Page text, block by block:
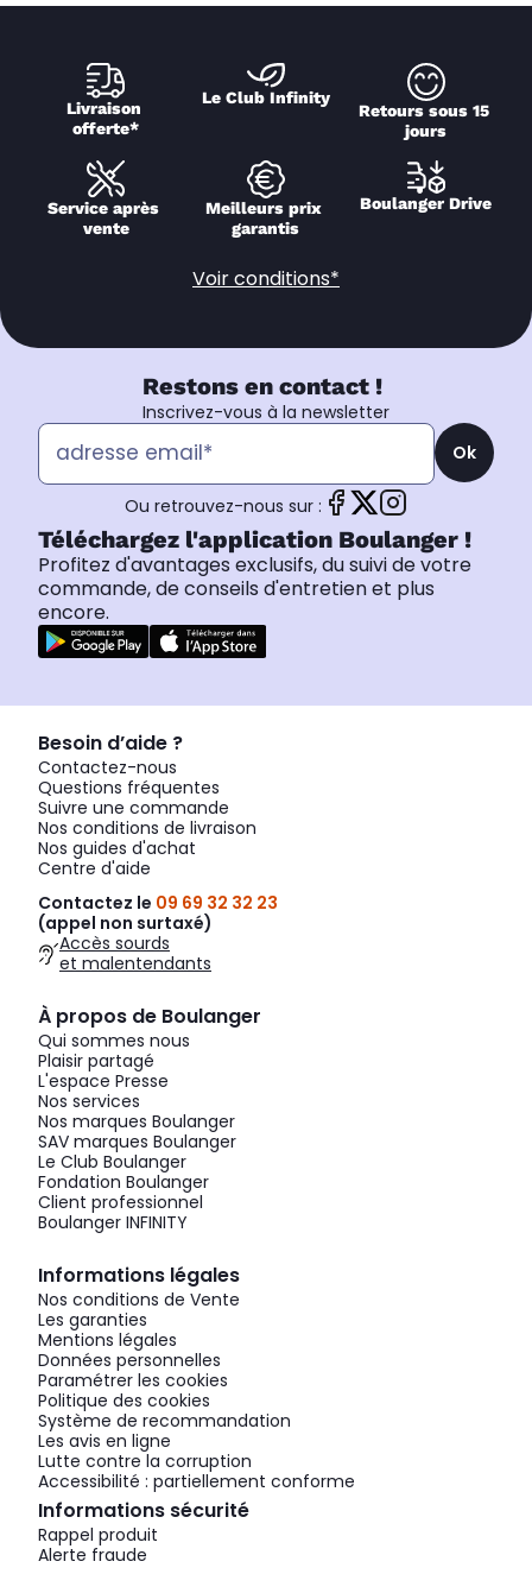
Livraison
offerte*
Le Club Infinity
Retours sous 15
jours
Service après
vente
Meilleurs prix
garantis
Boulanger Drive
Voir conditions*
Restons en contact !
Inscrivez-vous à la newsletter
Ok
Ou retrouvez-nous sur :
Téléchargez l'application Boulanger !
Profitez d'avantages exclusifs, du suivi de votre
commande, de conseils d'entretien et plus
encore.
Besoin d’aide ?
Contactez-nous
Questions fréquentes
Suivre une commande
Nos conditions de livraison
Nos guides d'achat
Centre d'aide
Contactez le 09 69 32 32 23
(appel non surtaxé)
Accès sourds
et malentendants
À propos de Boulanger
Qui sommes nous
Plaisir partagé
L'espace Presse
Nos services
Nos marques Boulanger
SAV marques Boulanger
Le Club Boulanger
Fondation Boulanger
Client professionnel
Boulanger INFINITY
Informations légales
Nos conditions de Vente
Les garanties
Mentions légales
Données personnelles
Paramétrer les cookies
Politique des cookies
Système de recommandation
Les avis en ligne
Lutte contre la corruption
Accessibilité : partiellement conforme
Informations sécurité
Rappel produit
Alerte fraude